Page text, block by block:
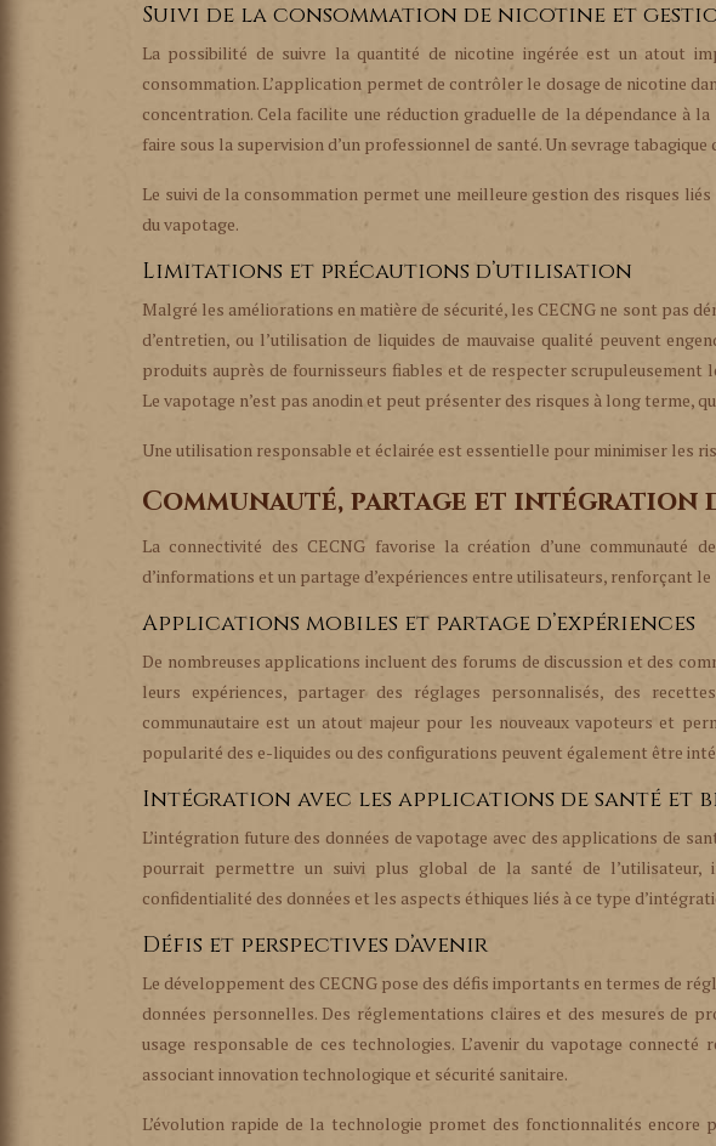
Suivi de la consommation de nicotine et
La possibilité de suivre la quantité de nicotine ingérée est un atout
consommation. L’application permet de contrôler le dosage de nicotine
concentration. Cela facilite une réduction graduelle de la dépendance à
faire sous la supervision d’un professionnel de santé. Un sevrage
Le suivi de la consommation permet une meilleure gestion des risques
du vapotage.
Limitations et précautions d’utilisation
Malgré les améliorations en matière de sécurité, les CECNG ne sont pas
d’entretien, ou l’utilisation de liquides de mauvaise qualité peuvent
produits auprès de fournisseurs fiables et de respecter
Le vapotage n’est pas anodin et peut présenter des risques à long terme,
Une utilisation responsable et éclairée est essentielle pour minimiser les
Communauté, partage et intégration
La connectivité des CECNG favorise la création d’une communauté
d’informations et un partage d’expériences entre utilisateurs, renforçant
Applications mobiles et partage d’expériences
De nombreuses applications incluent des forums de discussion et des
leurs expériences, partager des réglages personnalisés, des
communautaire est un atout majeur pour les nouveaux vapoteurs et
popularité des e-liquides ou des configurations peuvent également être
Intégration avec les applications de santé et
L’intégration future des données de vapotage avec des applications de
pourrait permettre un suivi plus global de la santé de l’utilisateur,
confidentialité des données et les aspects éthiques liés à ce type
Défis et perspectives d’avenir
Le développement des CECNG pose des défis importants en termes de
données personnelles. Des réglementations claires et des mesures de
usage responsable de ces technologies. L’avenir du vapotage
associant innovation technologique et sécurité sanitaire.
L’évolution rapide de la technologie promet des fonctionnalités encore